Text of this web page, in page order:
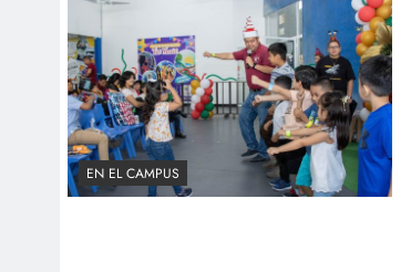
EN EL CAMPUS